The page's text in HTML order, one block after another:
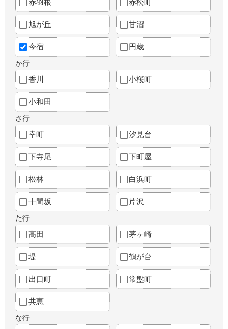
赤羽根 赤松町
旭が丘 甘沼
今宿 円蔵
か行
香川 小桜町
小和田
さ行
幸町 汐見台
下寺尾 下町屋
松林 白浜町
十間坂 芹沢
た行
高田 茅ヶ崎
堤 鶴が台
出口町 常盤町
共恵
な行